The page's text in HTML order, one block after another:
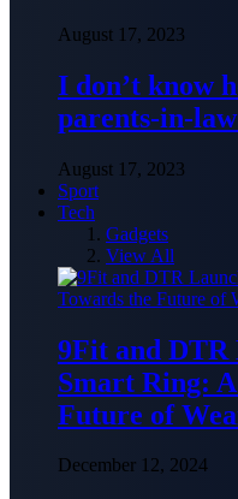
August 17, 2023
I don’t know
parents-in-
August 17, 2023
Sport
Tech
Gadgets
View All
9Fit and DTR
Smart Ring:
Future of
December 12, 2024